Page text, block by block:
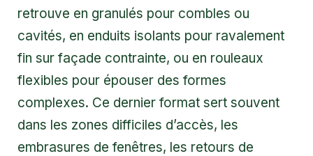
retrouve en granulés pour combles ou
cavités, en enduits isolants pour ravalement
fin sur façade contrainte, ou en rouleaux
flexibles pour épouser des formes
complexes. Ce dernier format sert souvent
dans les zones difficiles d’accès, les
embrasures de fenêtres, les retours de